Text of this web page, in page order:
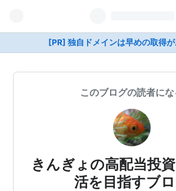
[PR] 独自ドメインは早めの取得が
このブログの読者にな
きんぎょの高配当投
活を目指すブ